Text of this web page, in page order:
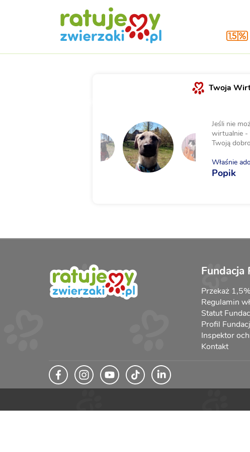
Twoja
Jeśli nie
wirtualnie -
Twoją
Właśnie
Popik
Fundacja
Przekaż
Regulamin
Statut
Profil
Inspektor
Kontakt